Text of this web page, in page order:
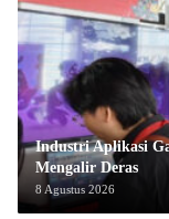
Industri Aplikasi
Mengalir Deras
8 Agustus 2026